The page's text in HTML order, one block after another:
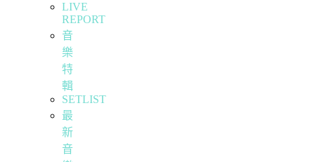
LIVE
REPORT
音
樂
特
輯
SETLIST
最
新
音